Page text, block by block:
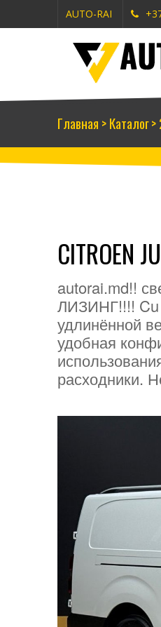
AUTO-RAI
Главная >Каталог>
CITROEN
autorai.md!!
ЛИЗИНГ!!!! Cu
удлинённой
удобная
расходники.